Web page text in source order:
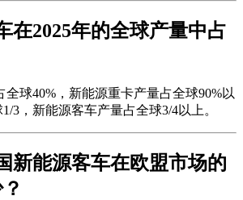
在2025年的全球产量中占
全球40%，新能源重卡产量占全球90%以
3，新能源客车产量占全球3/4以上。
新能源客车在欧盟市场的